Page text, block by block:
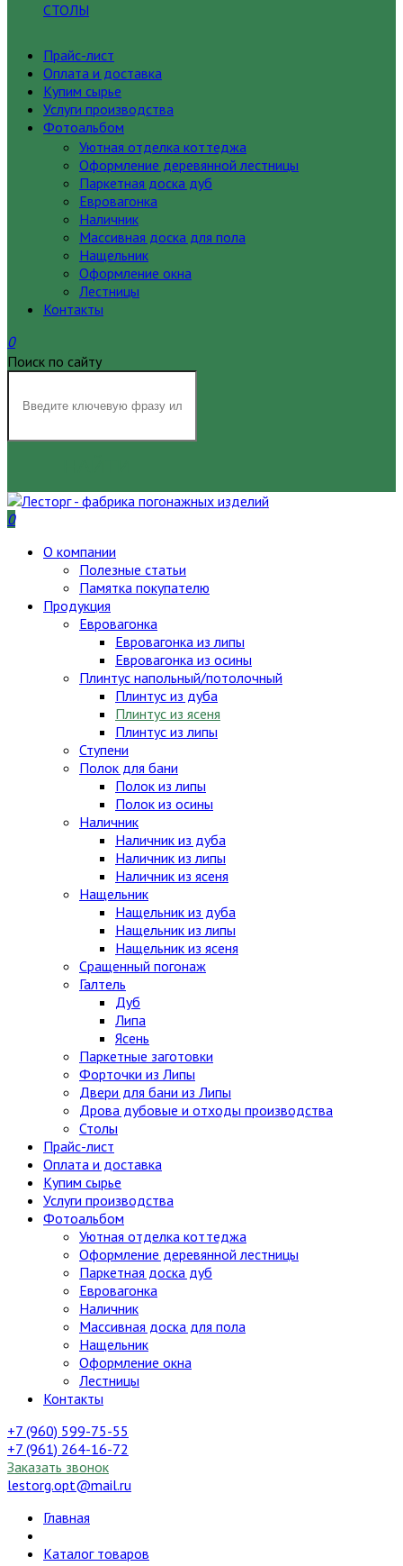
СТОЛЫ
Прайс-лист
Оплата и доставка
Купим сырье
Услуги производства
Фотоальбом
Уютная отделка коттеджа
Оформление деревянной лестницы
Паркетная доска дуб
Евровагонка
Наличник
Массивная доска для пола
Нащельник
Оформление окна
Лестницы
Контакты
0
Поиск по сайту
0
О компании
Полезные статьи
Памятка покупателю
Продукция
Евровагонка
Евровагонка из липы
Евровагонка из осины
Плинтус напольный/потолочный
Плинтус из дуба
Плинтус из ясеня
Плинтус из липы
Ступени
Полок для бани
Полок из липы
Полок из осины
Наличник
Наличник из дуба
Наличник из липы
Наличник из ясеня
Нащельник
Нащельник из дуба
Нащельник из липы
Нащельник из ясеня
Сращенный погонаж
Галтель
Дуб
Липа
Ясень
Паркетные заготовки
Форточки из Липы
Двери для бани из Липы
Дрова дубовые и отходы производства
Столы
Прайс-лист
Оплата и доставка
Купим сырье
Услуги производства
Фотоальбом
Уютная отделка коттеджа
Оформление деревянной лестницы
Паркетная доска дуб
Евровагонка
Наличник
Массивная доска для пола
Нащельник
Оформление окна
Лестницы
Контакты
+7 (960) 599-75-55
+7 (961) 264-16-72
Заказать звонок
lestorg.opt@mail.ru
Главная
Каталог товаров